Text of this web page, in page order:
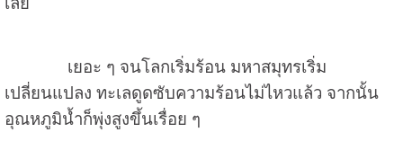
เยอะ ๆ จนโลกเริ่มร้อน มหาสมุทรเริ่ม
เปลี่ยนแปลง ทะเลดูดซับความร้อนไม่ไหวแล้ว จากนั้น
อุณหภูมิน้ำก็พุ่งสูงขึ้นเรื่อย ๆ